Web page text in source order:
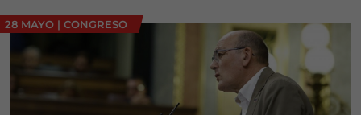
28 MAYO | CONGRESO